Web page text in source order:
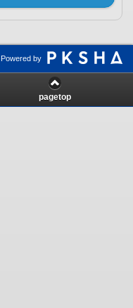
Powered by
pagetop